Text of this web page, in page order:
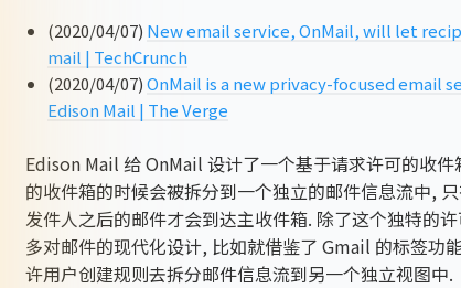
(2020/04/07) New email service, OnMail, will let
mail | TechCrunch
(2020/04/07)OnMail is a new privacy-focused email
Edison Mail | The Verge
Edison Mail 给 OnMail 设计了一个基于请求许可的收
的收件箱的时候会被拆分到一个独立的邮件信息流中,
发件人之后的邮件才会到达主收件箱. 除了这个独特的
多对邮件的现代化设计, 比如就借鉴了 Gmail 的标签功
许用户创建规则去拆分邮件信息流到另一个独立视图中.